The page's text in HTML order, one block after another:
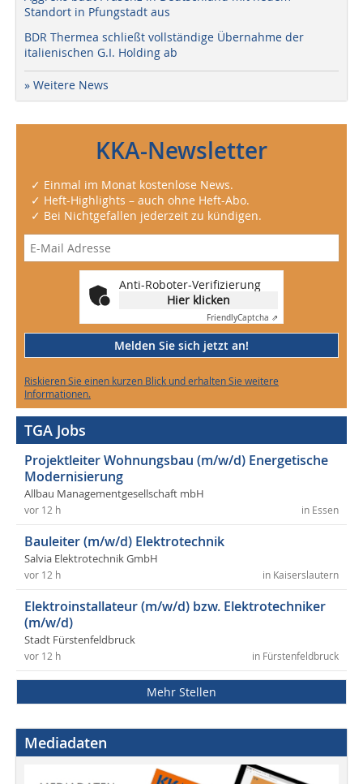
Standort in Pfungstadt aus
BDR Thermea schließt vollständige Übernahme der
italienischen G.I. Holding ab
» Weitere News
KKA-Newsletter
✓ Einmal im Monat kostenlose News.
✓ Heft-Highlights – auch ohne Heft-Abo.
✓ Bei Nichtgefallen jederzeit zu kündigen.
Anti-Roboter-Verifizierung
Hier klicken
FriendlyCaptcha ⇗
Melden Sie sich jetzt an!
Riskieren Sie einen kurzen Blick und erhalten Sie weitere
Informationen.
TGA Jobs
Projektleiter Wohnungsbau (m/w/d) Energetische
Modernisierung
Allbau Managementgesellschaft mbH
in Essen
vor 12 h
Bauleiter (m/w/d) Elektrotechnik
Salvia Elektrotechnik GmbH
in Kaiserslautern
vor 12 h
Elektroinstallateur (m/w/d) bzw. Elektrotechniker
(m/w/d)
Stadt Fürstenfeldbruck
in Fürstenfeldbruck
vor 12 h
Mehr Stellen
Mediadaten